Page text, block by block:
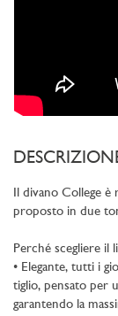
Il divano College
proposto in due
Perché scegliere il
• Elegante, tutti i
tiglio, pensato per
garantendo la